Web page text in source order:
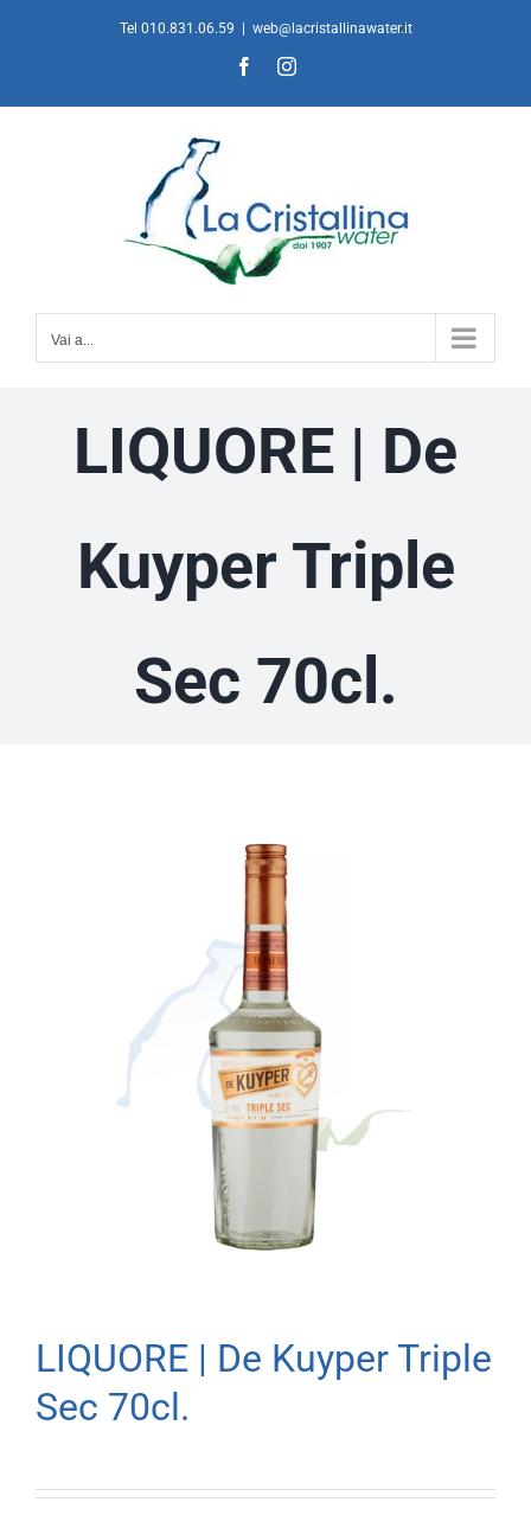
Tel 010.831.06.59 web@lacristallinawater.it
FacebookInstagram
Vai a...
LIQUORE | De
Kuyper Triple
Sec 70cl.
LIQUORE | De Kuyper Triple
Sec 70cl.